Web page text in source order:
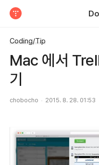
Coding/Tip
Mac 에서
기
chobocho 2015. 8. 28. 01:53